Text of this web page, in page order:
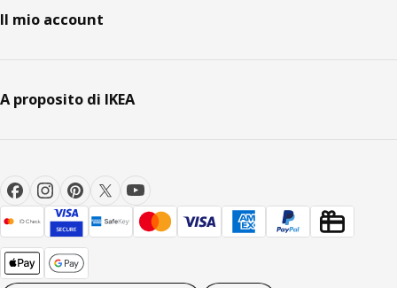
Il mio account
A proposito di IKEA